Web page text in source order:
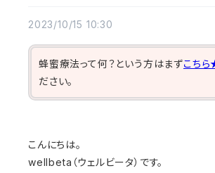
2023/10/15 10:30
蜂蜜療法って何？という方はまずこち
ださい。
こんにちは。
wellbeta（ウェルビータ）です。